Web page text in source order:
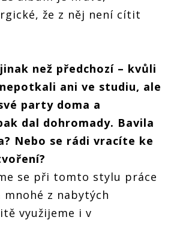
že z něj není cítit
než předchozí – kvůli
ani ve studiu, ale
party doma a
dal dohromady. Bavila
Nebo se rádi vracíte ke
se při tomto stylu práce
mnohé z nabytých
využijeme i v